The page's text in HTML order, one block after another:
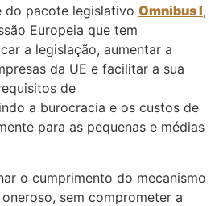
do pacote legislativo Omnibus I,
Europeia que tem
a legislação, aumentar a
da UE e facilitar a sua
de
a burocracia e os custos de
para as pequenas e médias
o cumprimento do mecanismo
sem comprometer a